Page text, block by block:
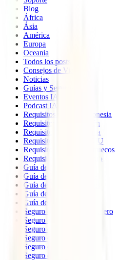
Blog
África
Ásia
América
Europa
Oceania
Todos los posts
Consejos de Viaje
Noticias
Guías y Seguros
Eventos IATI
Podcast IATI
Requisitos viajar a Indonesia
Requisitos viajar a Japón
Requisitos viajar a China
Requisitos viajar a EEUU
Requisitos viajar a Marruecos
Requisitos viajar a Egipto
Guía de Viaje EEUU
Guía de Viaje Indonesia
Guía de Viaje Marruecos
Guía de Viaje México
Guía de Viaje Cuba
Seguro de viaje para Crucero
Seguro de Viaje México
Seguro de viaje Japón
Seguro de viaje Tailandia
Seguro de viaje China
Seguro de viaje Colombia